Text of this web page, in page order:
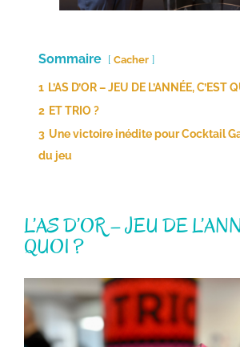
Sommaire Cacher
1 L’AS D’OR – JEU DE L’ANNÉE, C’EST
2 ET TRIO ?
3 Une victoire inédite pour Cocktail
du jeu
L’AS D’OR – JEU DE
QUOI ?